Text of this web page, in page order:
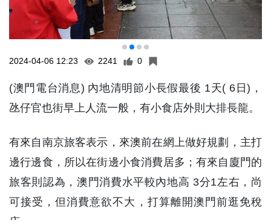
2024-04-06 12:23 2241 0
(澳門電台消息) 內地清明節小長假最後 1天( 6日)，
氹仔官也街早上人流一般，有小食店外則大排長龍。
有來自南京旅客表示，來澳前在網上做好規劃，主打
邊行邊食，所以在街邊小食消費居多；有來自廈門的
旅客則認為，澳門消費水平較內地高 3分1左右，尚
可接受，但消費意欲不大，打算離開澳門前逛免稅